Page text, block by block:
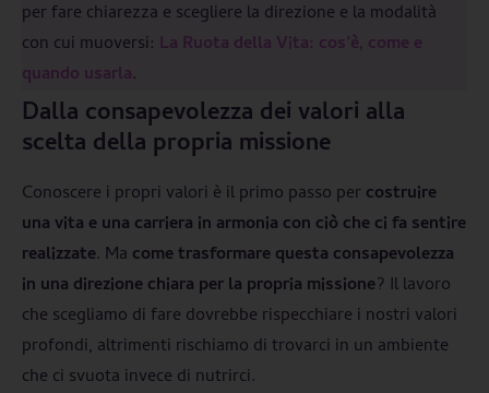
per fare chiarezza e scegliere la direzione e la modalità
con cui muoversi: La Ruota della Vita: cos’è, come e
quando usarla.
Dalla consapevolezza dei valori alla
scelta della propria missione
Conoscere i propri valori è il primo passo per costruire
una vita e una carriera in armonia con ciò che ci fa sentire
realizzate. Ma come trasformare questa consapevolezza
in una direzione chiara per la propria missione? Il lavoro
che scegliamo di fare dovrebbe rispecchiare i nostri valori
profondi, altrimenti rischiamo di trovarci in un ambiente
che ci svuota invece di nutrirci.